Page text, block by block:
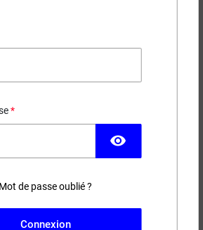
visibility
Mot de passe oublié ?
Connexion
18,90 €
EN STOCK
AJOUTER AU PANIER